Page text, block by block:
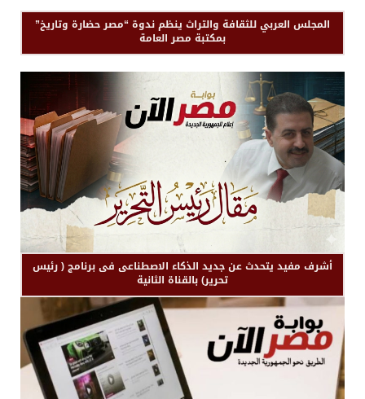
المجلس العربي للثقافة والتراث ينظم ندوة “مصر حضارة وتاريخ”
بمكتبة مصر العامة
أشرف مفيد يتحدث عن جديد الذكاء الاصطناعى فى برنامج ( رئيس
تحرير) بالقناة الثانية